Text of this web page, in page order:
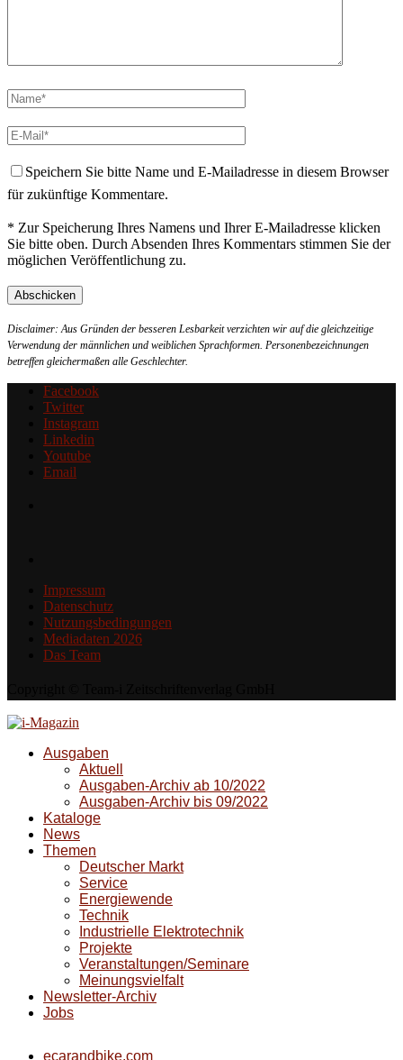
Speichern Sie bitte Name und E-Mailadresse in diesem Browser
für zukünftige Kommentare.
* Zur Speicherung Ihres Namens und Ihrer E-Mailadresse klicken
Sie bitte oben. Durch Absenden Ihres Kommentars stimmen Sie der
möglichen Veröffentlichung zu.
Disclaimer: Aus Gründen der besseren Lesbarkeit verzichten wir auf die gleichzeitige
Verwendung der männlichen und weiblichen Sprachformen. Personenbezeichnungen
betreffen gleichermaßen alle Geschlechter.
Facebook
Twitter
Instagram
Linkedin
Youtube
Email
Impressum
Datenschutz
Nutzungsbedingungen
Mediadaten 2026
Das Team
Ausgaben
Aktuell
Ausgaben-Archiv ab 10/2022
Ausgaben-Archiv bis 09/2022
Kataloge
News
Themen
Deutscher Markt
Service
Energiewende
Technik
Industrielle Elektrotechnik
Projekte
Veranstaltungen/Seminare
Meinungsvielfalt
Newsletter-Archiv
Jobs
ecarandbike.com